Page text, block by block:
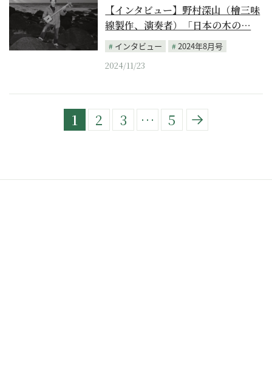
【インタビュー】野村深山（檜三味
線製作、演奏者）「日本の木の…
インタビュー
2024年8月号
2024/11/23
1 2 3 … 5